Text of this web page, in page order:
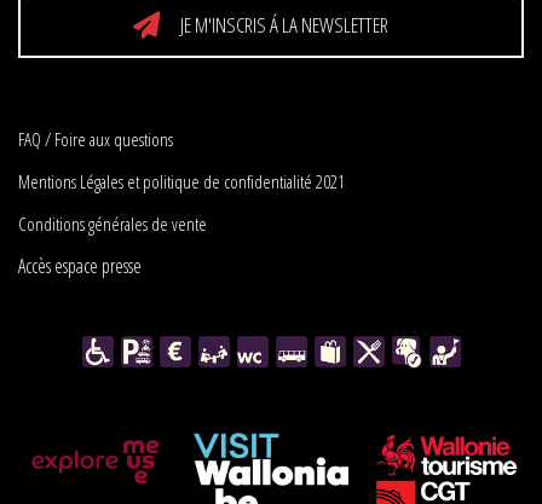
JE M'INSCRIS Á LA NEWSLETTER
FAQ / Foire aux questions
Mentions Légales et politique de confidentialité 2021
Conditions générales de vente
Accès espace presse